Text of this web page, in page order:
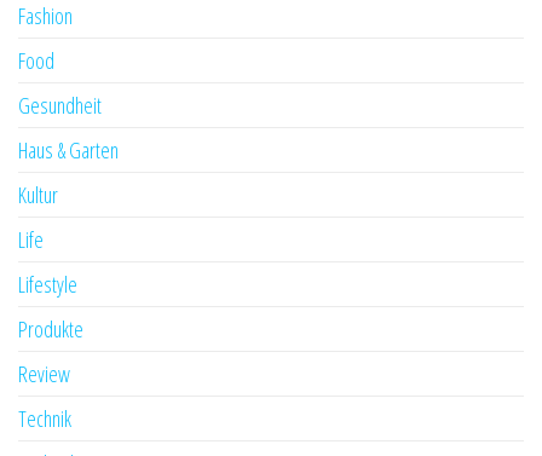
Fashion
Food
Gesundheit
Haus & Garten
Kultur
Life
Lifestyle
Produkte
Review
Technik